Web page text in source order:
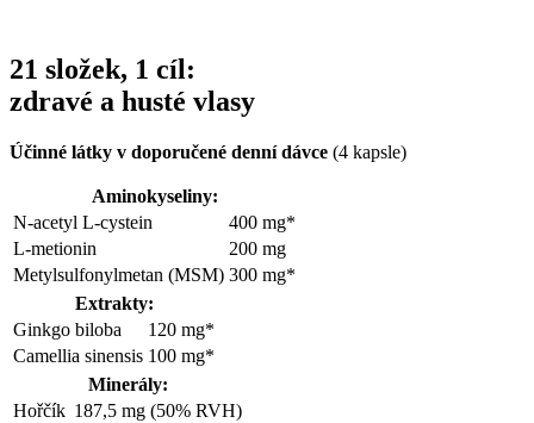
21 složek, 1 cíl:
zdravé a husté vlasy
Účinné látky v doporučené denní dávce (4 kapsle)
Aminokyseliny:
N-acetyl L-cystein
400 mg*
L-metionin
200 mg
Metylsulfonylmetan (MSM) 300 mg*
Extrakty:
Ginkgo biloba
120 mg*
Camellia sinensis 100 mg*
Minerály:
Hořčík 187,5 mg (50% RVH)